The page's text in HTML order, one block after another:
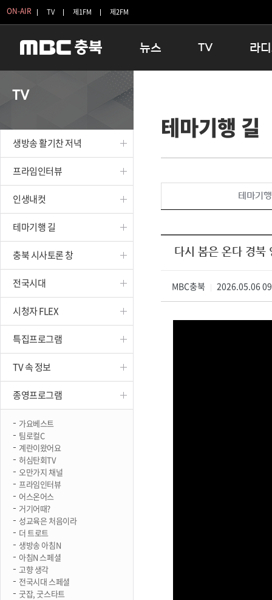
ON-AIR TV 제1FM 제2FM
뉴스
보은
옥천
TV
인생내컷
테마기행 길
시청자 FLEX
종영프로그램
라
16:00
우리 고
TV
생방송 활기찬 저녁
프라임인터뷰
인생내컷
테마기행 길
충북 시사토론 창
전국시대
시청자 FLEX
특집프로그램
TV 속 정보
종영프로그램
가요베스트
팀로컬C
계란이왔어요
허심탄회TV
오만가지 채널
프라임인터뷰
어스온어스
거기어때?
성교육은 처음이라
더 트로트
생방송 아침N
아침N 스페셜
고향 생각
전국시대 스페셜
굿잡, 굿스타트
테마기행 길
테마기
다시 봄은 온다 경북
MBC충북 2026.05.06